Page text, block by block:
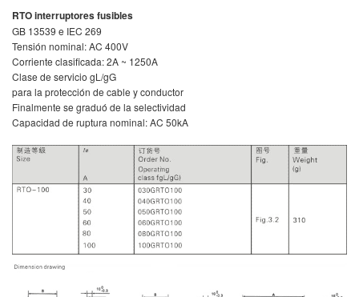
RTO interruptores fusibles
GB 13539 e IEC 269
Tensión nominal: AC 400V
Corriente clasificada: 2A ~ 1250A
Clase de servicio gL/gG
para la protección de cable y conductor
Finalmente se graduó de la selectividad
Capacidad de ruptura nominal: AC 50kA